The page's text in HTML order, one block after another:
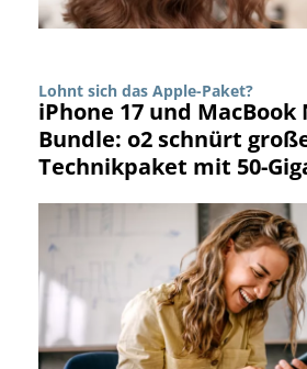
Lohnt sich das Apple-Paket?
iPhone 17 und MacBook
Bundle: o2 schnürt
Technikpaket mit 50-